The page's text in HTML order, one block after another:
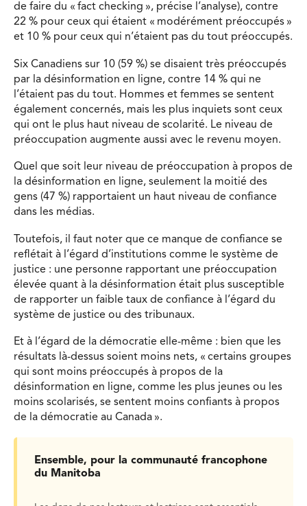
de faire du « fact checking », précise l’analyse), contre
22 % pour ceux qui étaient « modérément préoccupés »
et 10 % pour ceux qui n’étaient pas du tout préoccupés.
Six Canadiens sur 10 (59 %) se disaient très préoccupés
par la désinformation en ligne, contre 14 % qui ne
l’étaient pas du tout. Hommes et femmes se sentent
également concernés, mais les plus inquiets sont ceux
qui ont le plus haut niveau de scolarité. Le niveau de
préoccupation augmente aussi avec le revenu moyen.
Quel que soit leur niveau de préoccupation à propos de
la désinformation en ligne, seulement la moitié des
gens (47 %) rapportaient un haut niveau de confiance
dans les médias.
Toutefois, il faut noter que ce manque de confiance se
reflétait à l’égard d’institutions comme le système de
justice : une personne rapportant une préoccupation
élevée quant à la désinformation était plus susceptible
de rapporter un faible taux de confiance à l’égard du
système de justice ou des tribunaux.
Et à l’égard de la démocratie elle-même : bien que les
résultats là-dessus soient moins nets, « certains groupes
qui sont moins préoccupés à propos de la
désinformation en ligne, comme les plus jeunes ou les
moins scolarisés, se sentent moins confiants à propos
de la démocratie au Canada ».
Ensemble, pour la communauté francophone
du Manitoba